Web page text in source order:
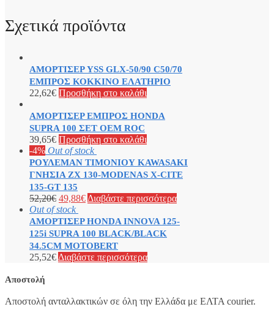
Σχετικά προϊόντα
ΑΜΟΡΤΙΣΕΡ YSS GLX-50/90 C50/70
ΕΜΠΡΟΣ ΚΟΚΚΙΝΟ ΕΛΑΤΗΡΙΟ
22,62€ Προσθήκη στο καλάθι
ΑΜΟΡΤΙΣΕΡ ΕΜΠΡΟΣ HONDA
SUPRA 100 ΣΕΤ OEM ROC
39,65€ Προσθήκη στο καλάθι
-4% Out of stock
ΡΟΥΛΕΜΑΝ ΤΙΜΟΝΙΟΥ KAWASAKI
ΓΝΗΣΙΑ ZX 130-MODENAS X-CITE
135-GT 135
52,20€ 49,88€ Διαβάστε περισσότερα
Out of stock
ΑΜΟΡΤΙΣΕΡ HONDA INNOVA 125-
125i SUPRA 100 BLACK/BLACK
34.5CM MOTOBERT
25,52€ Διαβάστε περισσότερα
Αποστολή
Αποστολή ανταλλακτικών σε όλη την Ελλάδα με ΕΛΤΑ courier.